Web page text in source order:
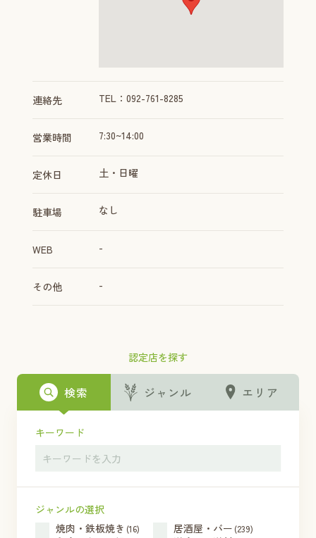
認定店を探す
検索 ジャンル エリア
キーワード
ジャンルの選択
焼肉・鉄板焼き (16) 居酒屋・バー (239)
連絡先 TEL：092-761-8285
営業時間 7:30~14:00
定休日 土・日曜
駐車場 なし
WEB -
その他 -